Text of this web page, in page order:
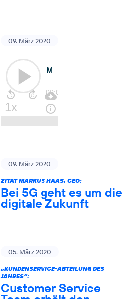
09. März 2020
09. März 2020
ZITAT MARKUS HAAS, CEO:
Bei 5G geht es um die
digitale Zukunft
05. März 2020
„KUNDENSERVICE-ABTEILUNG DES
JAHRES“:
Customer Service